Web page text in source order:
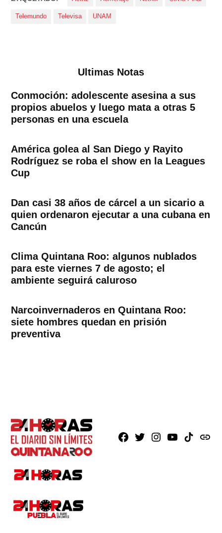
Telemundo Televisa UNAM
Ultimas Notas
Conmoción: adolescente asesina a sus
propios abuelos y luego mata a otras 5
personas en una escuela
América golea al San Diego y Rayito
Rodríguez se roba el show en la Leagues
Cup
Dan casi 38 años de cárcel a un sicario a
quien ordenaron ejecutar a una cubana en
Cancún
Clima Quintana Roo: algunos nublados
para este viernes 7 de agosto; el
ambiente seguirá caluroso
Narcoinvernaderos en Quintana Roo:
siete hombres quedan en prisión
preventiva
Facebook
X Instagram
YoutubeTikTokissuu